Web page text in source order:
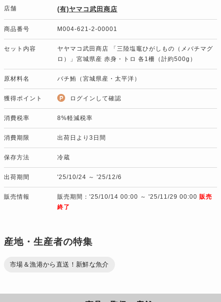
店舗 (有)ヤマコ武田商店
商品番号 M004-621-2-00001
セット内容
ヤヤマコ武田商店 「三陸塩竈ひがしもの（メバチマグ
ロ）」宮城県産 赤身・トロ 各1柵（計約500g）
原材料名 バチ鮪（宮城県産・太平洋）
獲得ポイント ログインして確認
消費税率 8%軽減税率
消費期限 出荷日より3日間
保存方法 冷蔵
出荷期間 '25/10/24 ～ '25/12/6
販売情報 販売期間：'25/10/14 00:00 ～ '25/11/29 00:00 販売
終了
産地・生産者の特集
市場＆漁港から直送！新鮮な魚介